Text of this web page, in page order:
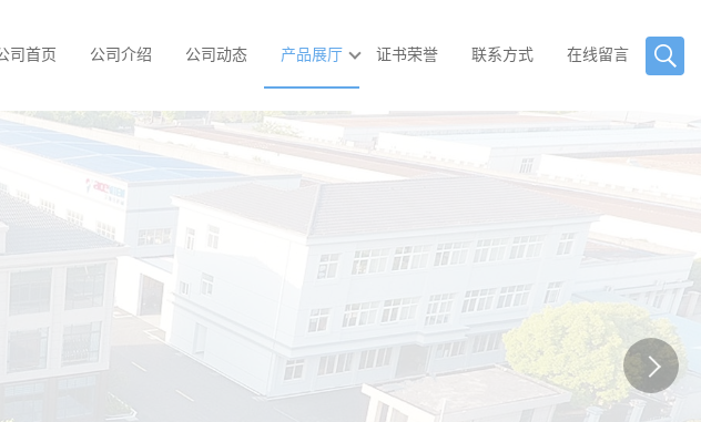
司首页 公司介绍 公司动态 产品展厅 证书荣誉 联系方式 在线留言